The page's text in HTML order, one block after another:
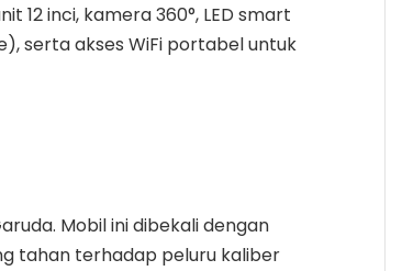
12 inci, kamera 360°, LED smart
serta akses WiFi portabel untuk
Mobil ini dibekali dengan
tahan terhadap peluru kaliber